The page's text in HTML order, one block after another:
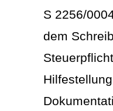
S 2256/
dem